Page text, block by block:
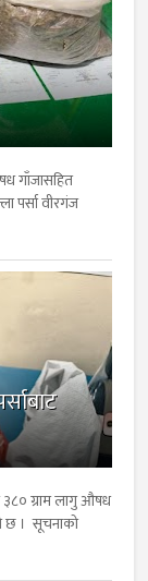
गाँजासहित
पर्सा वीरगंज
३८० ग्राम लागु औषध
छ । सूचनाको